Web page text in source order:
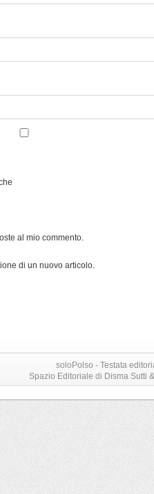
al mio commento.
di un nuovo articolo.
soloPolso - Testata
Spazio Editoriale di Disma Sutti